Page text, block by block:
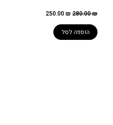
280.00₪ המחיר
היה:
280.00 ₪.
250.00₪
הוספה לסל